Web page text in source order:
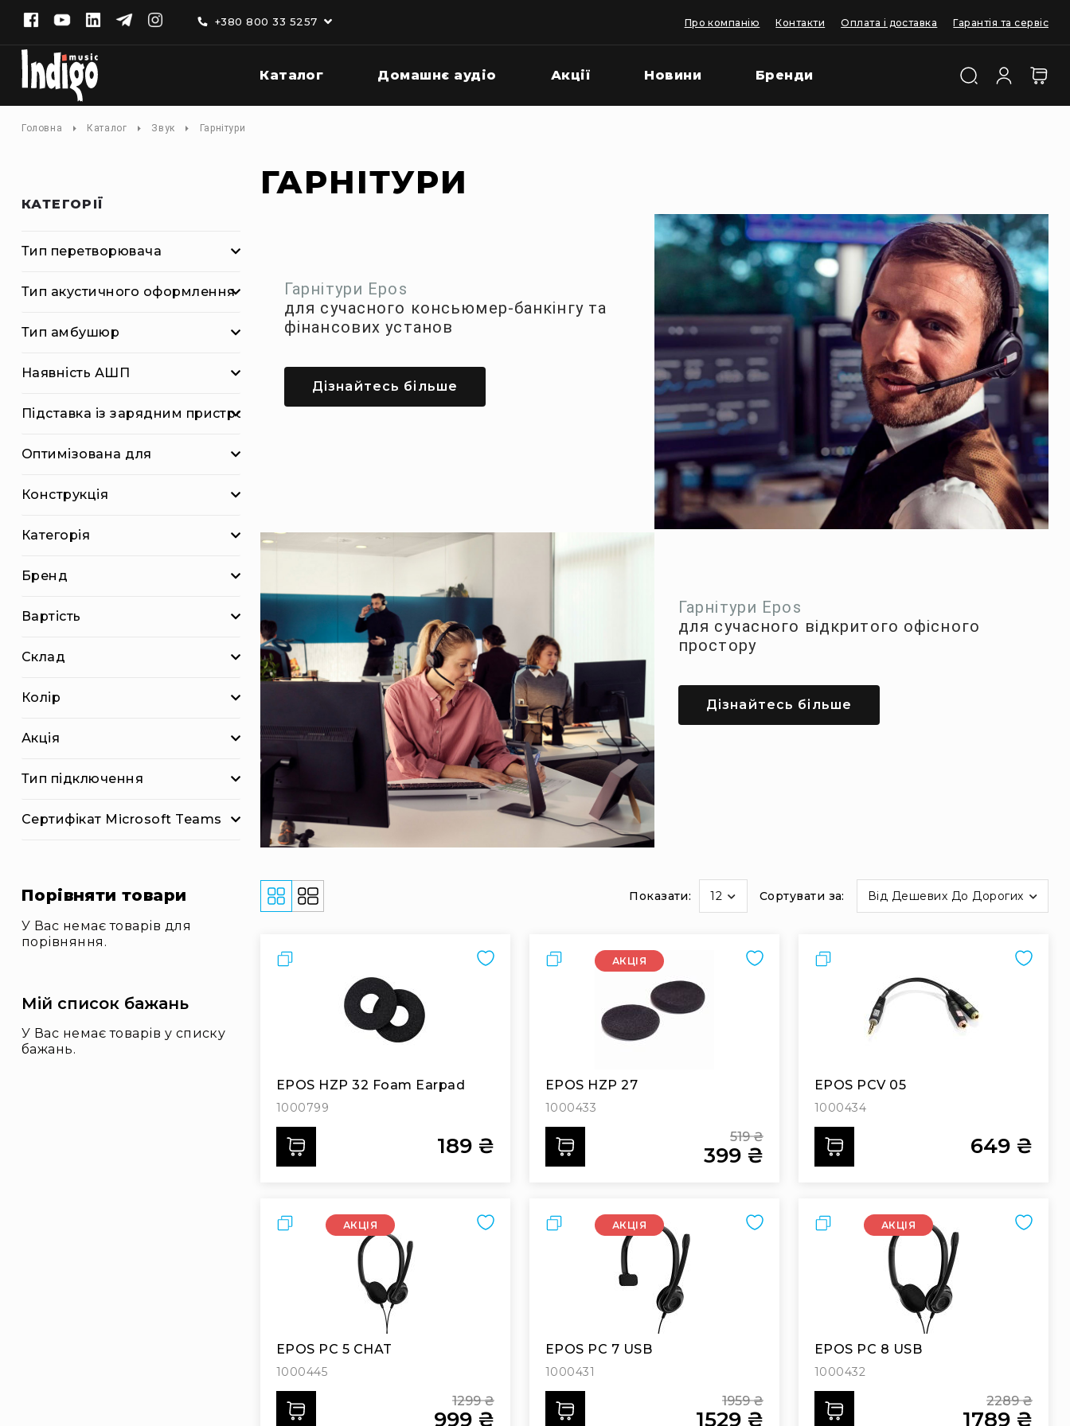
+380 800 33 5257 Про компанію Контакти Оплата і доставка Гарантія та сервіс
К
а
Д
а
є
у
о
к
ії
Бренди
Каталог Домашнє аудіо Акції Новини Бренди
Головна Каталог Звук Гарнітури
ГАРНІТУРИ
Гарнітури Epos
для сучасного консьюмер-банкінгу та
фінансових установ
Дізнайтесь більше
Гарнітури Epos
для сучасного відкритого офісного
простору
Дізнайтесь більше
Відобразити
Показати: 12
на
Сортувати за Від Дешевих До Дорогих
Порівняти
EPOS HZP 32 Foam Earpad
1000799
189 ₴
ПорівнятиАКЦІЯ
EPOS HZP 27
1000433
399 ₴
Regular
Price
519 ₴
Порівняти
EPOS PCV 05
1000434
649 ₴
ПорівнятиАКЦІЯ
EPOS PC 5 CHAT
1000445
999 ₴
Regular
1299 ₴
ПорівнятиАКЦІЯ
EPOS PC 7 USB
1000431
1529 ₴
Regular
1959 ₴
ПорівнятиАКЦІЯ
EPOS PC 8 USB
1000432
1789 ₴
Regular
2289 ₴
КАТЕГОРІЇ
Фільтри
Тип перетворювача
Тип акустичного оформлення
Тип амбушюр
Наявність АШП
Підставка із зарядним пристроєм
Оптимізована для
Конструкція
Категорія
Бренд
Вартість
Склад
Колір
Акція
Тип підключення
Сертифікат Microsoft Teams
Порівняти товари
У Вас немає товарів для
порівняння.
Мій список бажань
У Вас немає товарів у списку
бажань.